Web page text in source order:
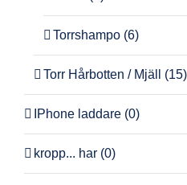
Torrshampo (6)
Torr Hårbotten / Mjäll (15)
IPhone laddare (0)
kropp... har (0)